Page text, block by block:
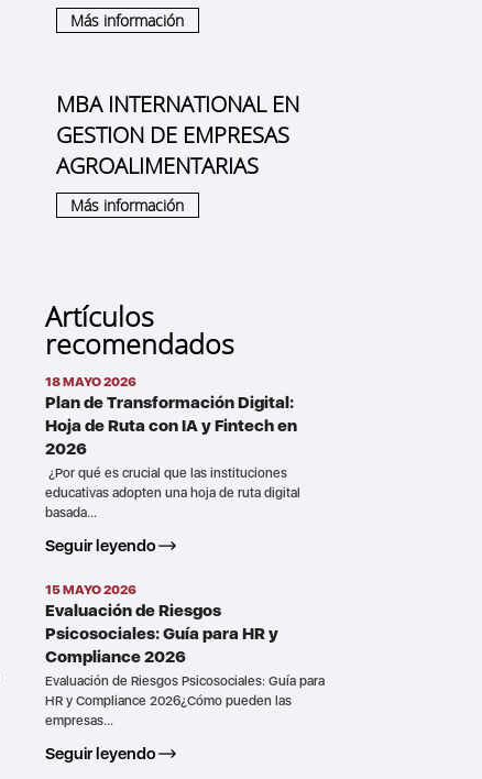
Más información
MBA INTERNATIONAL EN
GESTION DE EMPRESAS
AGROALIMENTARIAS
Más información
Artículos
recomendados
18 MAYO 2026
Plan de Transformación Digital:
Hoja de Ruta con IA y Fintech en
2026
¿Por qué es crucial que las instituciones
educativas adopten una hoja de ruta digital
basada...
Seguir leyendo
15 MAYO 2026
Evaluación de Riesgos
Psicosociales: Guía para HR y
Compliance 2026
Evaluación de Riesgos Psicosociales: Guía para
HR y Compliance 2026¿Cómo pueden las
empresas...
Seguir leyendo